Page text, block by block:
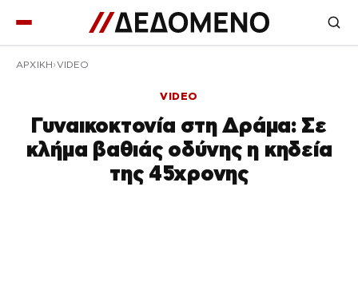
ΑΡΧΙΚΉ VIDEO
VIDEO
Γυναικοκτονία στη Δράμα: Σε
κλήμα βαθιάς οδύνης η κηδεία
της 45χρονης